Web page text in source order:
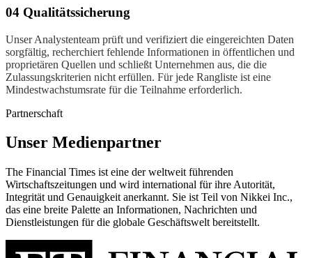
04 Qualitätssicherung
Unser Analystenteam prüft und verifiziert die eingereichten Daten
sorgfältig, recherchiert fehlende Informationen in öffentlichen und
proprietären Quellen und schließt Unternehmen aus, die die
Zulassungskriterien nicht erfüllen. Für jede Rangliste ist eine
Mindestwachstumsrate für die Teilnahme erforderlich.
Partnerschaft
Unser Medienpartner
The Financial Times ist eine der weltweit führenden
Wirtschaftszeitungen und wird international für ihre Autorität,
Integrität und Genauigkeit anerkannt. Sie ist Teil von Nikkei Inc.,
das eine breite Palette an Informationen, Nachrichten und
Dienstleistungen für die globale Geschäftswelt bereitstellt.